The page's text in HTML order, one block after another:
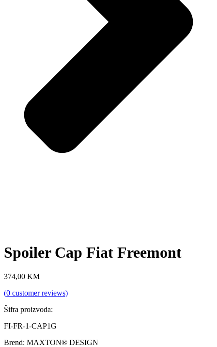
Spoiler Cap Fiat Freemont
374,00 KM
(0 customer reviews)
Šifra proizvoda:
FI-FR-1-CAP1G
Brend: MAXTON® DESIGN